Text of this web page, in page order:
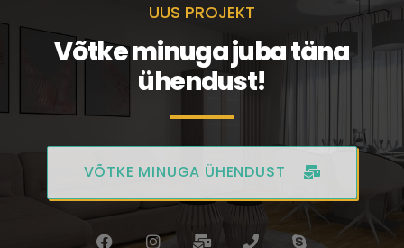
UUS PROJEKT
Võtke minuga juba täna
ühendust!
VÕTKE MINUGA ÜHENDUST